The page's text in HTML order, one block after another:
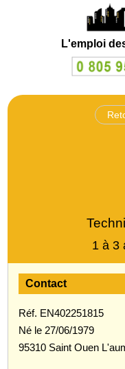
L'emploi
1 à 3
Contact
Réf. EN402251815
Né le 27/06/1979
95310 Saint Ouen